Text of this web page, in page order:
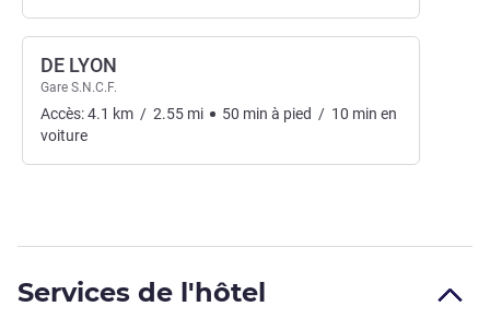
DE LYON
Gare S.N.C.F.
Accès:4.1 km / 2.55 mi 50 min à pied / 10 min en
voiture
Services de l'hôtel